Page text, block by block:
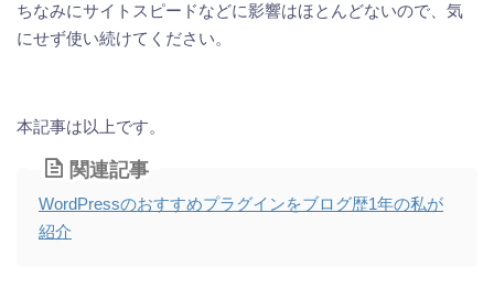
ちなみにサイトスピードなどに影響はほとんどないので、気
にせず使い続けてください。
本記事は以上です。
関連記事
WordPressのおすすめプラグインをブログ歴1年の私が
紹介